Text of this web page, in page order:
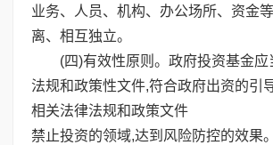
业务、人员、机构、办公场所、资金
离、相互独立。
(四)有效性原则。政府投资基金应
法规和政策性文件,符合政府出资的引
相关法律法规和政策文件
禁止投资的领域,达到风险防控的效果。